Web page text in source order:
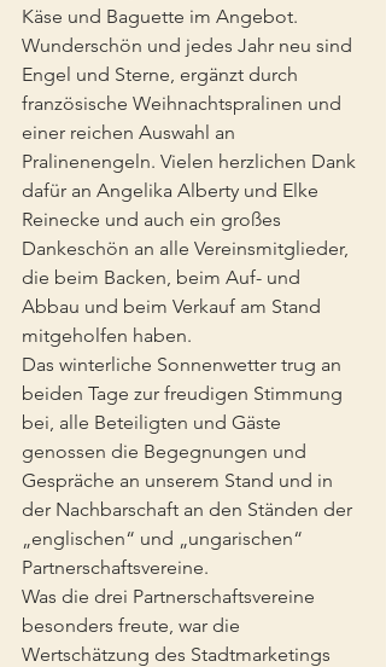
Käse und Baguette im Angebot.
Wunderschön und jedes Jahr neu sind
Engel und Sterne, ergänzt durch
französische Weihnachtspralinen und
einer reichen Auswahl an
Pralinenengeln. Vielen herzlichen Dank
dafür an Angelika Alberty und Elke
Reinecke und auch ein großes
Dankeschön an alle Vereinsmitglieder,
die beim Backen, beim Auf- und
Abbau und beim Verkauf am Stand
mitgeholfen haben.
Das winterliche Sonnenwetter trug an
beiden Tage zur freudigen Stimmung
bei, alle Beteiligten und Gäste
genossen die Begegnungen und
Gespräche an unserem Stand und in
der Nachbarschaft an den Ständen der
„englischen“ und „ungarischen“
Partnerschaftsvereine.
Was die drei Partnerschaftsvereine
besonders freute, war die
Wertschätzung des Stadtmarketings